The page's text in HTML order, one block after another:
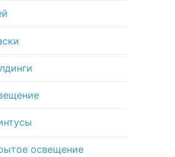
освещение